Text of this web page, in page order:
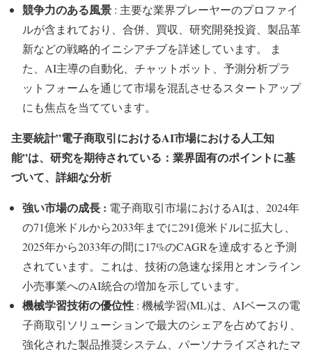
競争力のある風景 : 主要な業界プレーヤーのプロファイ
ルが含まれており、合併、買収、研究開発投資、製品革
新などの戦略的イニシアチブを詳述しています。 ま
た、AI主導の自動化、チャットボット、予測分析プラ
ットフォームを通じて市場を混乱させるスタートアップ
にも焦点を当てています。
主要統計”電子商取引におけるAI市場における人工知
能”は、研究を期待されている：業界固有のポイントに基
づいて、詳細な分析
強い市場の成長 : 電子商取引市場におけるAIは、2024年
の71億米ドルから2033年までに291億米ドルに拡大し、
2025年から2033年の間に17%のCAGRを達成すると予測
されています。これは、技術の急速な採用とオンライン
小売事業へのAI統合の増加を示しています。
機械学習技術の優位性 : 機械学習(ML)は、AIベースの電
子商取引ソリューションで最大のシェアを占めており、
強化された製品推奨システム、パーソナライズされたマ